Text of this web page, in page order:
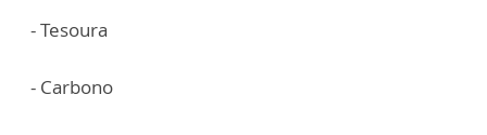
- Tesoura
- Carbono